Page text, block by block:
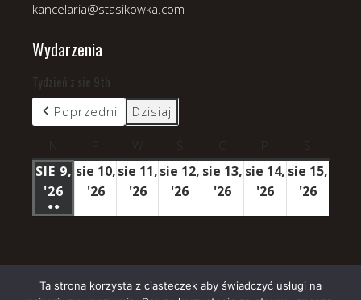
kancelaria@stasikowka.com
Wydarzenia
Tydzień z sie 9th
Poprzedni Dzisiaj
SIE 9,
'26
SIERPNIA
●●
sie 10,
'2610
sie 11,
'2611
sie 12,
'26
sie 13,
'26
sie 14,
'26
sie 15,
'26
Ta strona korzysta z ciasteczek aby świadczyć usługi na